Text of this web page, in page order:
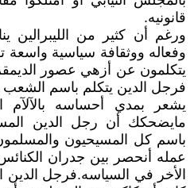
قانونيه.
ورغم أن كثير من الليبرالين
وفعاله ووثقافة سياسية واسعة
يتكلمون عن أزهي عصور
فرجل الدين يتكلم باسم
يشعر بمدي أحساسه بالآلآم
مايضحكك أن رجل الدين
باسم كل المسيحيون
عمله أنحصر بين جدران
الأخر في السياسه.فرجل الدين